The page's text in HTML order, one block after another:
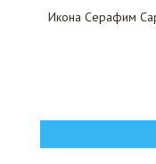
Икона Серафим